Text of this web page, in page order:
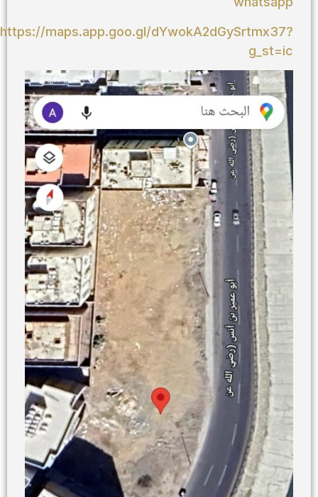
https://maps.app.goo.gl/dYwokA2dGySrtmx37?
g_st=ic